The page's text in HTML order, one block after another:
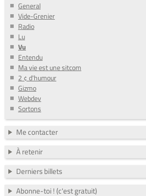
General
Vide-Grenier
Radio
Lu
Vu
Entendu
Ma vie est une sitcom
2 ¢ d'humour
Gizmo
Webdev
Sortons
Me contacter
À retenir
Derniers billets
Abonne-toi ! (c'est gratuit)